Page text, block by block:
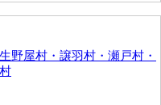
屋村・譲羽村・瀬戸村・